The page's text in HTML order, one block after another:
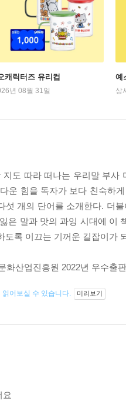
캐릭터즈 유리컵
년 08월 31일
예
상
지도 따라 떠나는 우리말 부
운 힘을 독자가 보다 친숙하
섯 개의 단어를 소개한다. 더
은 말과 맛의 과잉 시대에 이
도록 이끄는 기꺼운 길잡이가
화산업진흥원 2022년 우수출
어보실 수 있습니다. 미리보기
요